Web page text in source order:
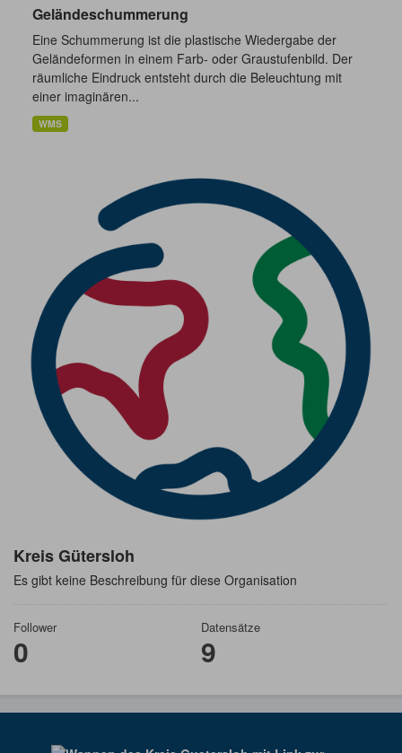
Kreis Gütersloh
Es gibt keine Beschreibung für diese Organisation
Follower
0
Datensätze
9
Geländeschummerung
Eine Schummerung ist die plastische Wiedergabe der
Geländeformen in einem Farb- oder Graustufenbild. Der
räumliche Eindruck entsteht durch die Beleuchtung mit
einer imaginären...
WMS